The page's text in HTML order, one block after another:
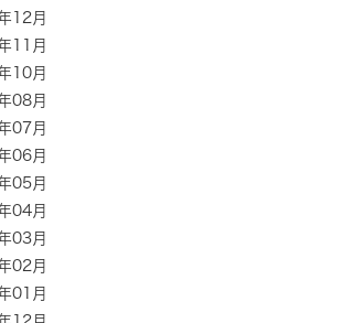
12月
11月
10月
08月
07月
06月
05月
04月
03月
02月
01月